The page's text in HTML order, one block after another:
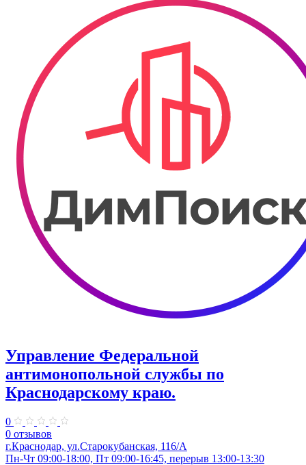
Управление Федеральной
антимонопольной службы по
Краснодарскому краю.
0
0 отзывов
г.Краснодар, ул.​Старокубанская, 116/А
Пн-Чт 09:00-18:00, Пт 09:00-16:45, перерыв 13:00-13:30